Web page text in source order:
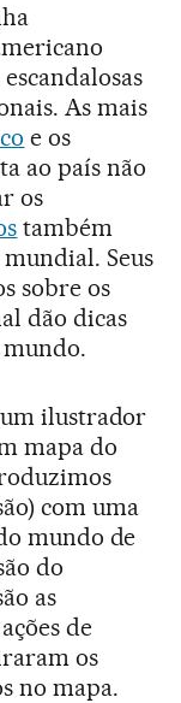
As mais
e os
ao país não
os
também
Seus
sobre os
dão dicas
um ilustrador
mapa do
com uma
mundo de
do
as
de
os
no mapa.